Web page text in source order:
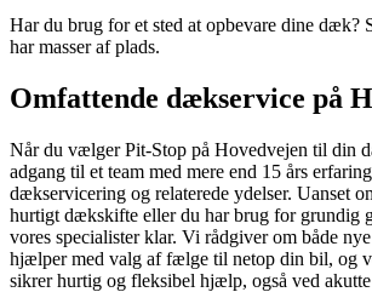
Har du brug for et sted at opbevare dine dæk?
har masser af plads.
Omfattende dækservice på
Når du vælger Pit-Stop på Hovedvejen til din
adgang til et team med mere end 15 års
dækservicering og relaterede ydelser. Uanset
hurtigt dækskifte eller du har brug for grundig
vores specialister klar. Vi rådgiver om både
hjælper med valg af fælge til netop din bil, og
sikrer hurtig og fleksibel hjælp, også ved